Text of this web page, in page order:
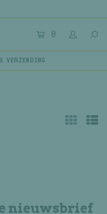
0
nieuwsbrief